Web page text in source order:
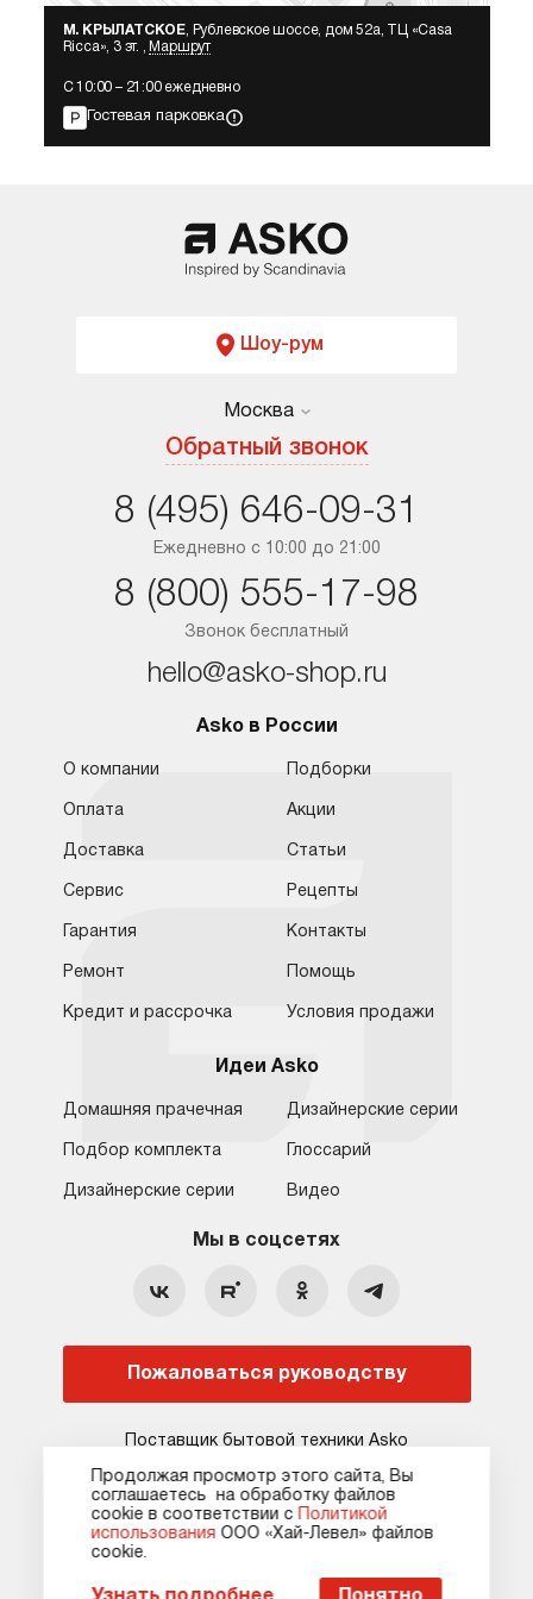
Москва
Москва
Краснодар
8 (800) 555-17-98 8 (495) 646-09-31
hello@asko-shop.ru
О компании Ремонт
Статьи и акции
Сервисные центры Кредит и рассрочка
Гарантия Карта сайта
Пожаловаться руководству
М. КРЫЛАТСКОЕ, Рублевское шоссе, дом 52а, ТЦ «Сasa
Ricca», 3 эт. ,
Маршрут
С 10:00 – 21:00 ежедневно
Гостевая парковка
Шоу-рум
Москва
Обратный звонок
Москва
Ростов-на-Дону
Ежедневно с 10:00 до 21:00
8 (495) 646-09-31
Звонок бесплатный
8 (800) 555-17-98
hello@asko-shop.ru
Asko в России
О компании
Оплата
Доставка
Сервис
Гарантия
Ремонт
Кредит и рассрочка
Подборки
Акции
Статьи
Рецепты
Контакты
Помощь
Условия продажи
Идеи Asko
Домашняя прачечная
Подбор комплекта
Дизайнерские серии
Дизайнерские серии
Глоссарий
Видео
Мы в соцсетях
Пожаловаться руководству
Поставщик бытовой техники Asko
Политика конфиденциальности
Продолжая просмотр этого сайта, Вы
соглашаетесь на обработку файлов
сооkie в соответствии с
Политикой
использования ООО «Хай-Левел» файлов
сооkіе.